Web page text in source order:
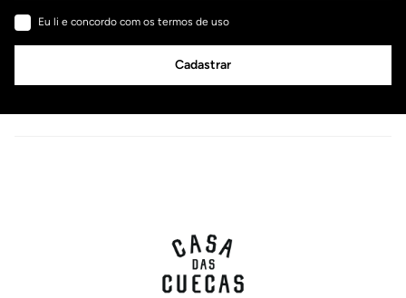
Eu li e concordo com os termos de uso
Cadastrar